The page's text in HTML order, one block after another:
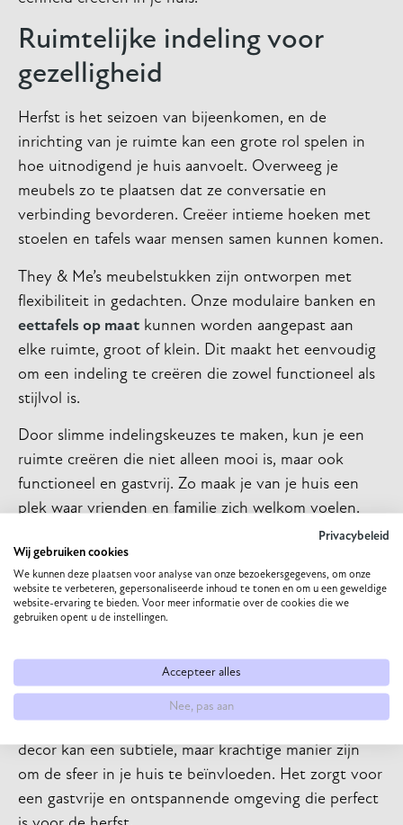
Ruimtelijke indeling voor
gezelligheid
Herfst is het seizoen van bijeenkomen, en de
inrichting van je ruimte kan een grote rol spelen in
hoe uitnodigend je huis aanvoelt. Overweeg je
meubels zo te plaatsen dat ze conversatie en
verbinding bevorderen. Creëer intieme hoeken met
stoelen en tafels waar mensen samen kunnen komen.
They & Me’s meubelstukken zijn ontworpen met
flexibiliteit in gedachten. Onze modulaire banken en
eettafels op maat kunnen worden aangepast aan
elke ruimte, groot of klein. Dit maakt het eenvoudig
om een indeling te creëren die zowel functioneel als
stijlvol is.
Door slimme indelingskeuzes te maken, kun je een
ruimte creëren die niet alleen mooi is, maar ook
functioneel en gastvrij. Zo maak je van je huis een
plek waar vrienden en familie zich welkom voelen.
Herfstgeuren voor een
compleet zintuiglijke ervaring
Geuren spelen een belangrijke rol in hoe we onze
aan je huis kan de sfeer compleet maken. Denk aan
geurkaarsen, wierook of aroma’s zoals kaneel, vanille
of dennennaalden. Het integreren van geur in je
decor kan een subtiele, maar krachtige manier zijn
om de sfeer in je huis te beïnvloeden. Het zorgt voor
een gastvrije en ontspannende omgeving die perfect
Privacybeleid
Wij gebruiken cookies
We kunnen deze plaatsen voor analyse van onze bezoekersgegevens, om onze
website te verbeteren, gepersonaliseerde inhoud te tonen en om u een geweldige
website-ervaring te bieden. Voor meer informatie over de cookies die we
gebruiken opent u de instellingen.
Accepteer alles
Nee, pas aan